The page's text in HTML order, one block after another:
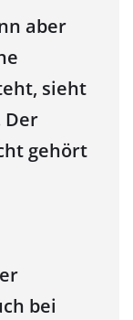
aber
sieht
Der
gehört
bei